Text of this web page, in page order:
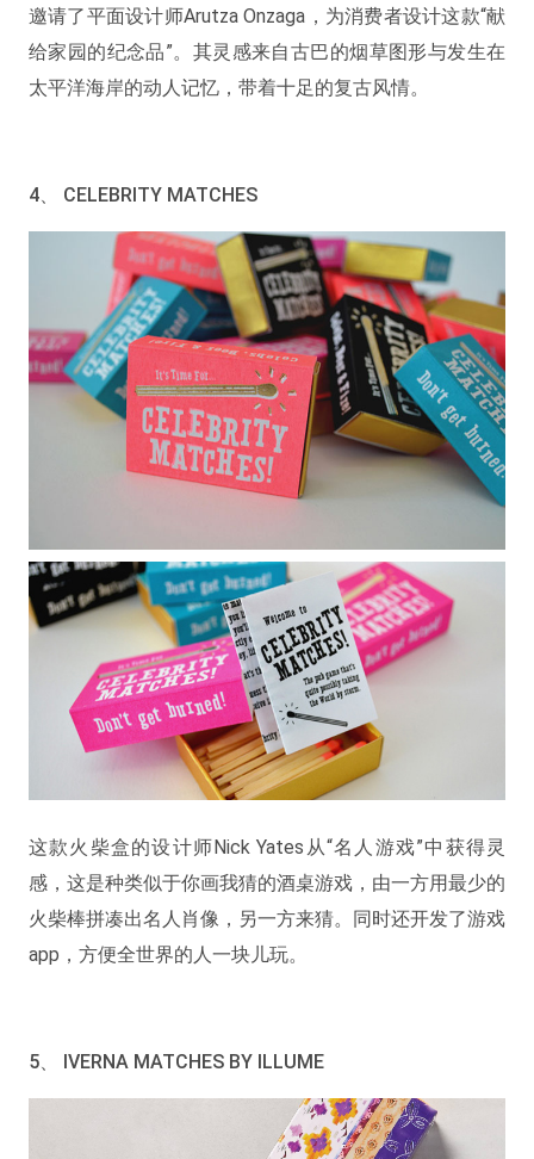
邀请了平面设计师Arutza Onzaga，为消费者设计这款“献
给家园的纪念品”。其灵感来自古巴的烟草图形与发生在
太平洋海岸的动人记忆，带着十足的复古风情。
4、 CELEBRITY MATCHES
这款火柴盒的设计师Nick Yates从“名人游戏”中获得灵
感，这是种类似于你画我猜的酒桌游戏，由一方用最少的
火柴棒拼凑出名人肖像，另一方来猜。同时还开发了游戏
app，方便全世界的人一块儿玩。
5、 IVERNA MATCHES BY ILLUME